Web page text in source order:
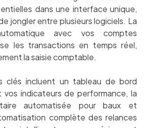
dans une interface unique,
jongler entre plusieurs logiciels. La
avec vos comptes
les transactions en temps réel,
la saisie comptable.
clés incluent un tableau de bord
indicateurs de performance, la
automatisée pour baux et
complète des relances